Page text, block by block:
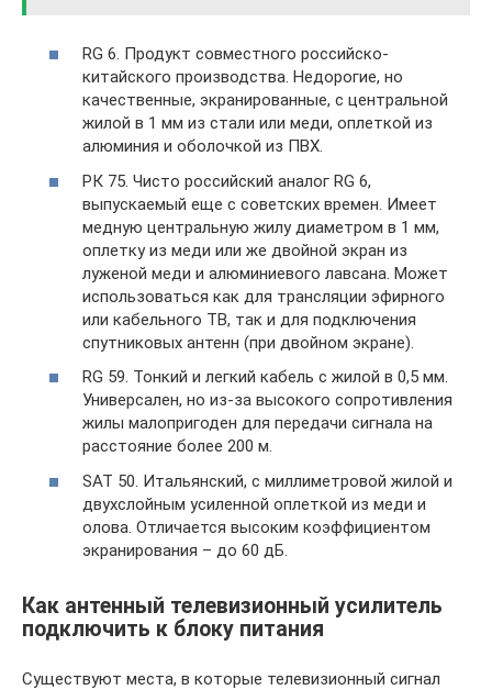
RG 6. Продукт совместного российско-
китайского производства. Недорогие, но
качественные, экранированные, с центральной
жилой в 1 мм из стали или меди, оплеткой из
алюминия и оболочкой из ПВХ.
РК 75. Чисто российский аналог RG 6,
выпускаемый еще с советских времен. Имеет
медную центральную жилу диаметром в 1 мм,
оплетку из меди или же двойной экран из
луженой меди и алюминиевого лавсана. Может
использоваться как для трансляции эфирного
или кабельного ТВ, так и для подключения
спутниковых антенн (при двойном экране).
RG 59. Тонкий и легкий кабель с жилой в 0,5 мм.
Универсален, но из-за высокого сопротивления
жилы малопригоден для передачи сигнала на
расстояние более 200 м.
SAT 50. Итальянский, с миллиметровой жилой и
двухслойным усиленной оплеткой из меди и
олова. Отличается высоким коэффициентом
экранирования – до 60 дБ.
Как антенный телевизионный усилитель
подключить к блоку питания
Существуют места, в которые телевизионный сигнал